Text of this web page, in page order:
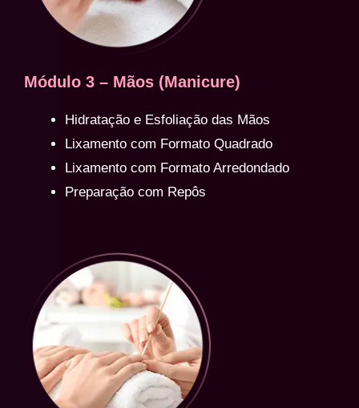
Módulo 3 – Mãos (Manicure)
Hidratação e Esfoliação das Mãos
Lixamento com Formato Quadrado
Lixamento com Formato Arredondado
Preparação com Repôs